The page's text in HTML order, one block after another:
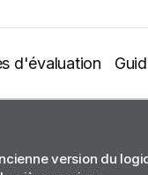
d'évaluation
version du